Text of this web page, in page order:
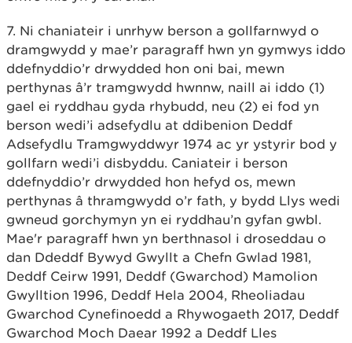
7. Ni chaniateir i unrhyw berson a gollfarnwyd o
dramgwydd y mae’r paragraff hwn yn gymwys iddo
ddefnyddio’r drwydded hon oni bai, mewn
perthynas â’r tramgwydd hwnnw, naill ai iddo (1)
gael ei ryddhau gyda rhybudd, neu (2) ei fod yn
berson wedi’i adsefydlu at ddibenion Deddf
Adsefydlu Tramgwyddwyr 1974 ac yr ystyrir bod y
gollfarn wedi’i disbyddu. Caniateir i berson
ddefnyddio’r drwydded hon hefyd os, mewn
perthynas â thramgwydd o’r fath, y bydd Llys wedi
gwneud gorchymyn yn ei ryddhau’n gyfan gwbl.
Mae'r paragraff hwn yn berthnasol i droseddau o
dan Ddeddf Bywyd Gwyllt a Chefn Gwlad 1981,
Deddf Ceirw 1991, Deddf (Gwarchod) Mamolion
Gwylltion 1996, Deddf Hela 2004, Rheoliadau
Gwarchod Cynefinoedd a Rhywogaeth 2017, Deddf
Gwarchod Moch Daear 1992 a Deddf Lles